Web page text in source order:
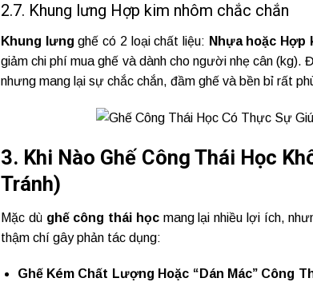
2.7. Khung lưng Hợp kim nhôm chắc chắn
Khung lưngghế có 2 loại chất liệu: Nhựa hoặc Hợp
giảm chi phí mua ghế và dành cho người nhẹ cân
nhưng mang lại sự chắc chắn, đầm ghế và bền bỉ rất
3. Khi Nào Ghế Công Thái Học
Tránh)
Mặc dù ghế công thái họcmang lại nhiều lợi ích,
thậm chí gây phản tác dụng:
Ghế Kém Chất Lượng Hoặc “Dán Mác” Công